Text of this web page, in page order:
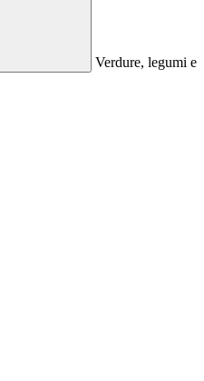
Verdure, legumi e